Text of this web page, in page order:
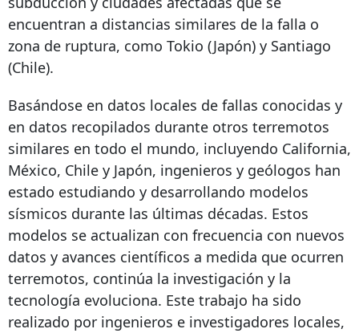
encuentran a distancias similares de la falla o
zona de ruptura, como Tokio (Japón) y Santiago
(Chile).
Basándose en datos locales de fallas conocidas y
en datos recopilados durante otros terremotos
similares en todo el mundo, incluyendo California,
México, Chile y Japón, ingenieros y geólogos han
estado estudiando y desarrollando modelos
sísmicos durante las últimas décadas. Estos
modelos se actualizan con frecuencia con nuevos
datos y avances científicos a medida que ocurren
terremotos, continúa la investigación y la
tecnología evoluciona. Este trabajo ha sido
realizado por ingenieros e investigadores locales,